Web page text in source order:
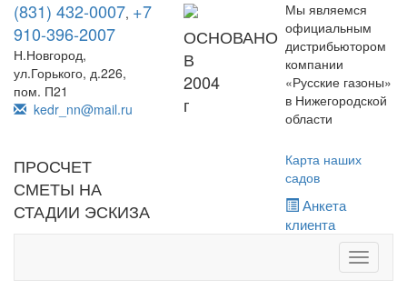
(831) 432-0007, +7
910-396-2007
Н.Новгород,
ул.Горького, д.226,
пом. П21
kedr_nn@mail.ru
ПРОСЧЕТ
СМЕТЫ НА
СТАДИИ ЭСКИЗА
ОСНОВАНО
В
2004
г
Мы являемся
официальным
дистрибьютором
компании
«Русские газоны»
в Нижегородской
области
Карта наших
садов
Анкета
клиента
Toggle